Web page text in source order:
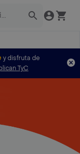
y disfruta de
TyC